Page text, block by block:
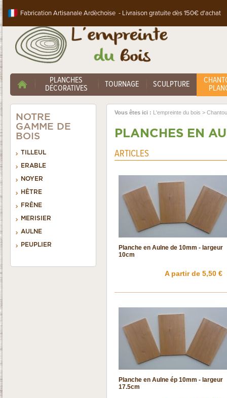
Fabrication Artisanale Ardèchoise - Livraison gratuite dès 150€ d'achat
PLANCHES
DÉCORATIVES TOURNAGE SCULPTURE
NOTRE
GAMME DE
BOIS
TILLEUL
ERABLE
NOYER
HÊTRE
FRÊNE
MERISIER
AULNE
PEUPLIER
Vous êtes ici : L'empreinte du bois >
PLANCHES EN
ARTICLES
Planche en Aulne de 10mm - largeur
10cm
A partir de 5,50 €
Planche en Aulne ép 10mm - largeur
17.5cm